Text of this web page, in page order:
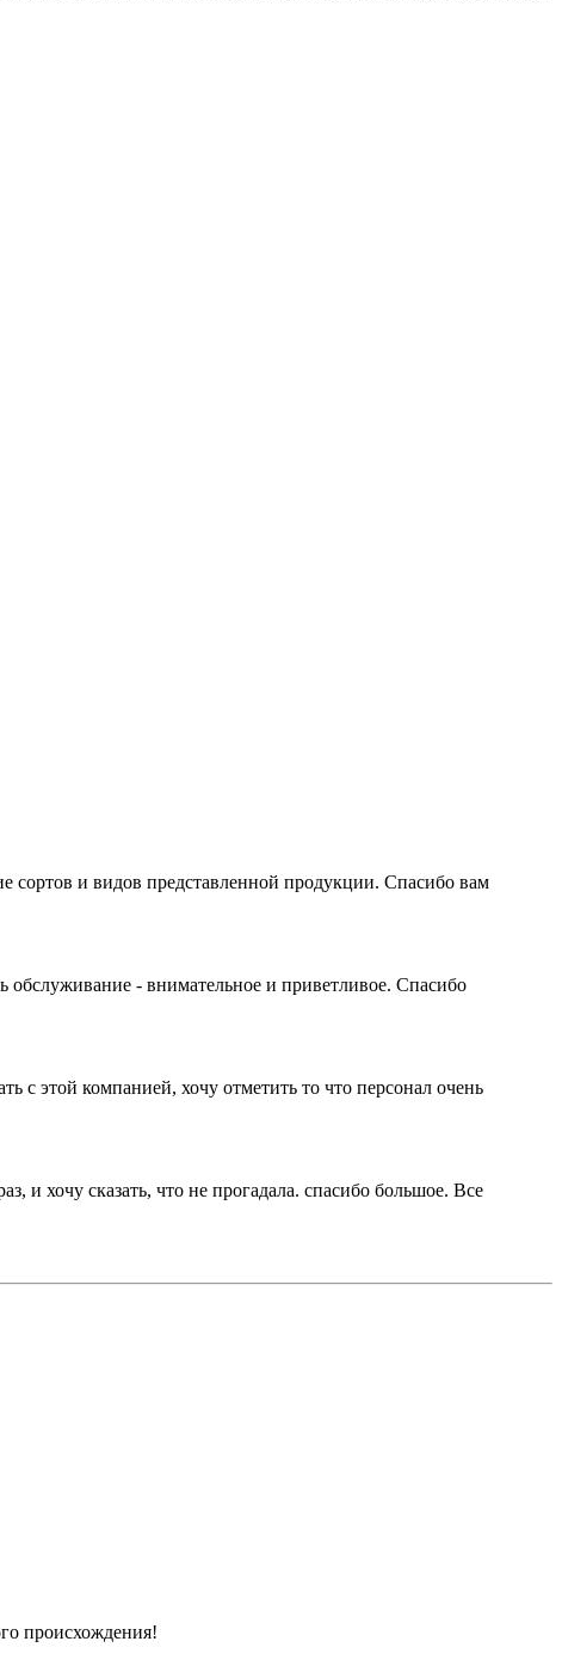
сортов и видов представленной продукции. Спасибо вам
- внимательное и приветливое. Спасибо
с этой компанией, хочу отметить то что персонал очень
хочу сказать, что не прогадала. спасибо большое. Все
происхождения!